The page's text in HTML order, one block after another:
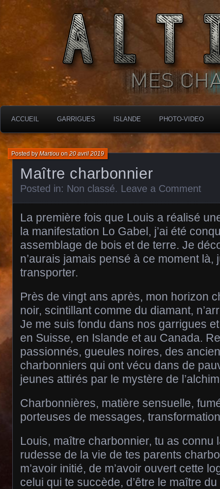
ALTIMARA
MES CHARBONNIÈRES
ACCUEIL GARRIGUES ISLANDE PHOTO-VIDEO
Maître charbonnier
Posted byMartiouon20 avril 2019
Posted in: Non classé. Leave a Comment
La première fois que Louis a réalisé
la manifestation Lo Gabel, j’ai été
assemblage de bois et de terre. Je
n’aurais jamais pensé à ce moment là,
transporter.
Près de vingt ans après, mon horizon
noir, scintillant comme du diamant,
Je me suis fondu dans nos garrigues
en Suisse, en Islande et au Canada.
passionnés, gueules noires, des
charbonniers qui ont vécu dans de
jeunes attirés par le mystère de
Charbonnières, matière sensuelle,
porteuses de messages,
Louis, maître charbonnier, tu as connu
rudesse de la vie de tes parents
m’avoir initié, de m’avoir ouvert cette
celui qui te succède, d’être le maître